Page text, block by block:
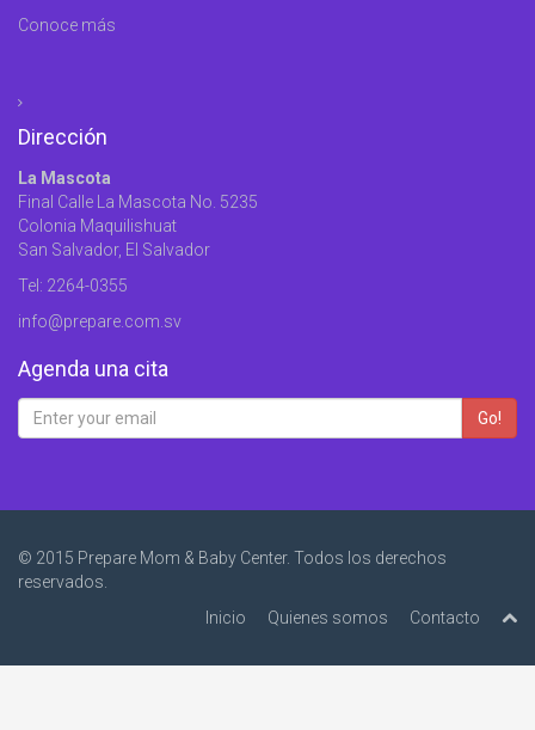
Conoce más
Dirección
La Mascota
Final Calle La Mascota No. 5235
Colonia Maquilishuat
San Salvador, El Salvador
Tel: 2264-0355
info@prepare.com.sv
Agenda una cita
Go!
© 2015 Prepare Mom & Baby Center. Todos los derechos
reservados.
Inicio
Quienes somos Contacto